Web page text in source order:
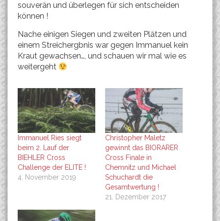
souverän und überlegen für sich entscheiden
können !
Nache einigen Siegen und zweiten Plätzen und
einem Streichergbnis war gegen Immanuel kein
Kraut gewachsen…, und schauen wir mal wie es
weitergeht
Immanuel Ries siegt
beim 2. Lauf der
BIEHLER Cross
Challenge der ELITE !
4. November 2019
Christopher Maletz
gewinnt das BIORARER
Cross Finale in
Chemnitz und Michael
Schuchardt die
Gesamtwertung !
21. Dezember 2017